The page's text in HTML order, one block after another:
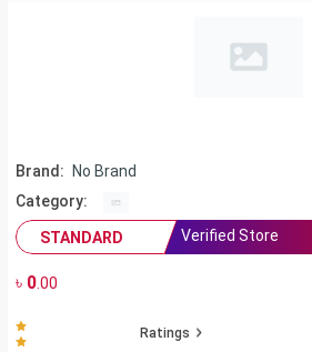
Brand:
No Brand
Category:
STANDARD
Verified Store
৳ 0.00
Ratings